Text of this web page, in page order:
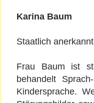
Karina Baum
Staatlich
Frau Baum ist
behandelt
Kindersprache.